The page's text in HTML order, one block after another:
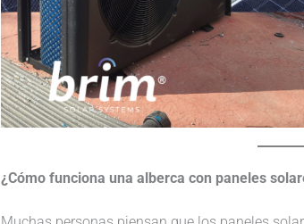
¿Cómo funciona una alberca con paneles